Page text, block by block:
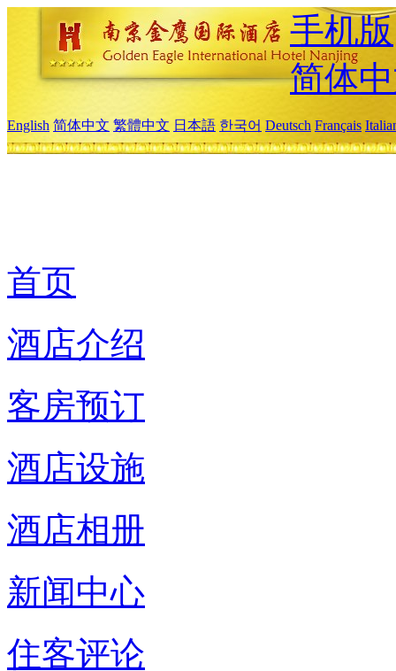
手机版
简体
English 简体中文 繁體中文 日本語 한국어 Deutsch Français
首页
酒店介绍
客房预订
酒店设施
酒店相册
新闻中心
住客评论